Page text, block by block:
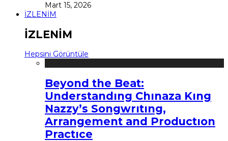
Mart 15, 2026
İZLENİM
İZLENİM
Hepsini Görüntüle
Beyond the Beat:
Understandıng Chınaza Kıng
Nazzy’s Songwrıtıng,
Arrangement and Productıon
Practıce